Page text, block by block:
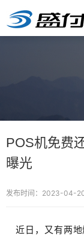
POS机免费
曝光
发布时间：2023-04-
近日，又有两